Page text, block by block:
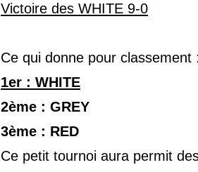
Victoire des WHITE 9-0
Ce qui donne pour classement
1er : WHITE
2ème : GREY
3ème : RED
Ce petit tournoi aura permit